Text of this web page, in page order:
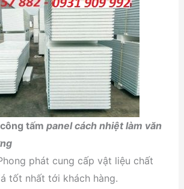
tấm panel cách nhiệt làm văn
phát cung cấp vật liệu chất
tốt nhất tới khách hàng.